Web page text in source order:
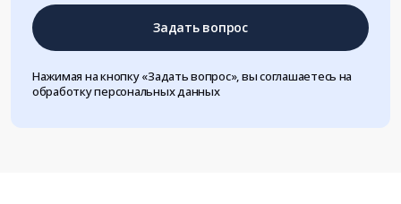
Задать вопрос
Нажимая на кнопку «Задать вопрос», вы соглашаетесь на
обработку персональных данных